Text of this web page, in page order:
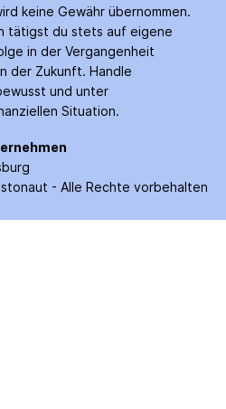
keine Gewähr über­nommen.
tätigst du stets auf eigene
in der Ver­gangenheit
der Zukunft. Handle
und unter
Situation.
- Alle Rechte vorbehalten